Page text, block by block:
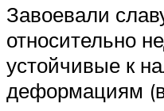
Завоевали
относительно
устойчивые к
деформациям